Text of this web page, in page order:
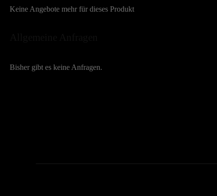
Keine Angebote mehr für dieses Produkt
Bisher gibt es keine Anfragen.